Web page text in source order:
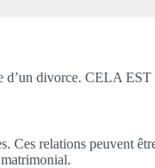
d’un divorce. CELA
Ces relations peuvent